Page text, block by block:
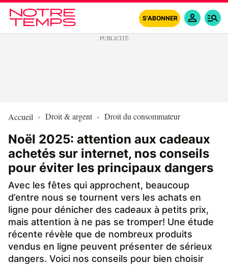
S'ABONNER
Accueil Droit & argent Droit du consommateur
Noël 2025: attention aux cadeaux
achetés sur internet, nos conseils
pour éviter les principaux dangers
Avec les fêtes qui approchent, beaucoup
d’entre nous se tournent vers les achats en
ligne pour dénicher des cadeaux à petits prix,
mais attention à ne pas se tromper! Une étude
récente révèle que de nombreux produits
vendus en ligne peuvent présenter de sérieux
dangers. Voici nos conseils pour bien choisir